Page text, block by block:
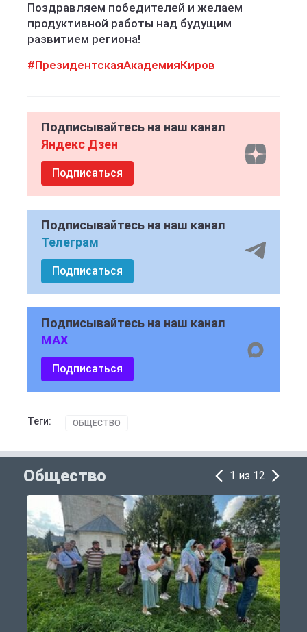
Поздравляем победителей и желаем
продуктивной работы над будущим
развитием региона!
#ПрезидентскаяАкадемияКиров
Подписывайтесь на наш канал
Яндекс Дзен
Подписаться
Подписывайтесь на наш канал
Телеграм
Подписаться
Подписывайтесь на наш канал
MAX
Подписаться
Теги: ОБЩЕСТВО
Общество 1 из 12